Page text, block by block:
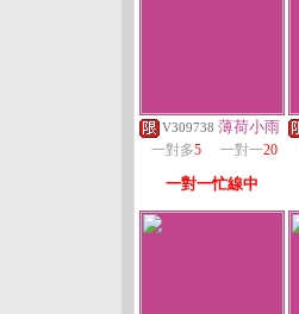
V309738 薄荷小雨
一對多5 一對一20
一對一忙線中